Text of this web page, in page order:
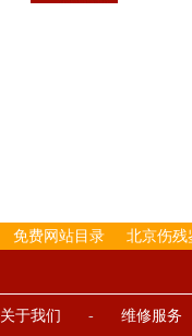
下来的，机内已经存有
免费网站目录 北京伤残
关于我们 - 维修服务